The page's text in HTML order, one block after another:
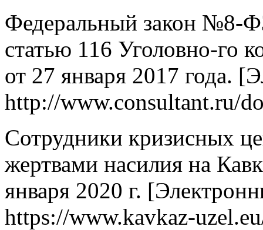
Федеральный закон №8-
статью 116 Уголовно-го
от 27 января 2017 года.
http://www.consultant.ru/
Сотрудники кризисных
жертвами насилия на
января 2020 г.
https://www.kavkaz-